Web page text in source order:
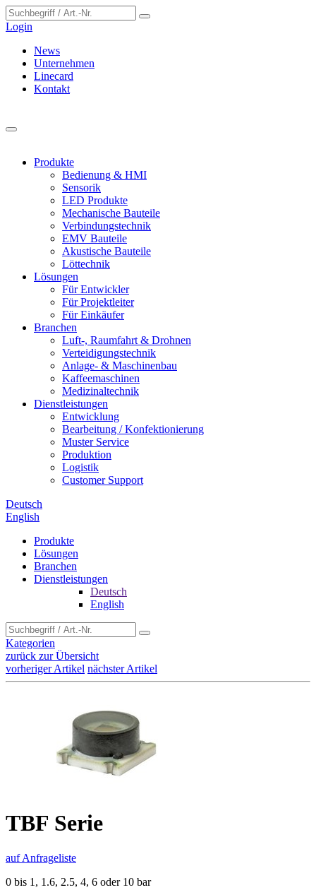
Login
News
Unternehmen
Linecard
Kontakt
Produkte
Bedienung & HMI
Sensorik
LED Produkte
Mechanische Bauteile
Verbindungstechnik
EMV Bauteile
Akustische Bauteile
Löttechnik
Lösungen
Für Entwickler
Für Projektleiter
Für Einkäufer
Branchen
Luft-, Raumfahrt & Drohnen
Verteidigungstechnik
Anlage- & Maschinenbau
Kaffeemaschinen
Medizinaltechnik
Dienstleistungen
Entwicklung
Bearbeitung / Konfektionierung
Muster Service
Produktion
Logistik
Customer Support
Deutsch
English
Produkte
Lösungen
Branchen
Dienstleistungen
Deutsch
English
Kategorien
zurück zur Übersicht
vorheriger Artikel nächster Artikel
TBF Serie
auf Anfrageliste
0 bis 1, 1.6, 2.5, 4, 6 oder 10 bar
Cookie-Einstellungen